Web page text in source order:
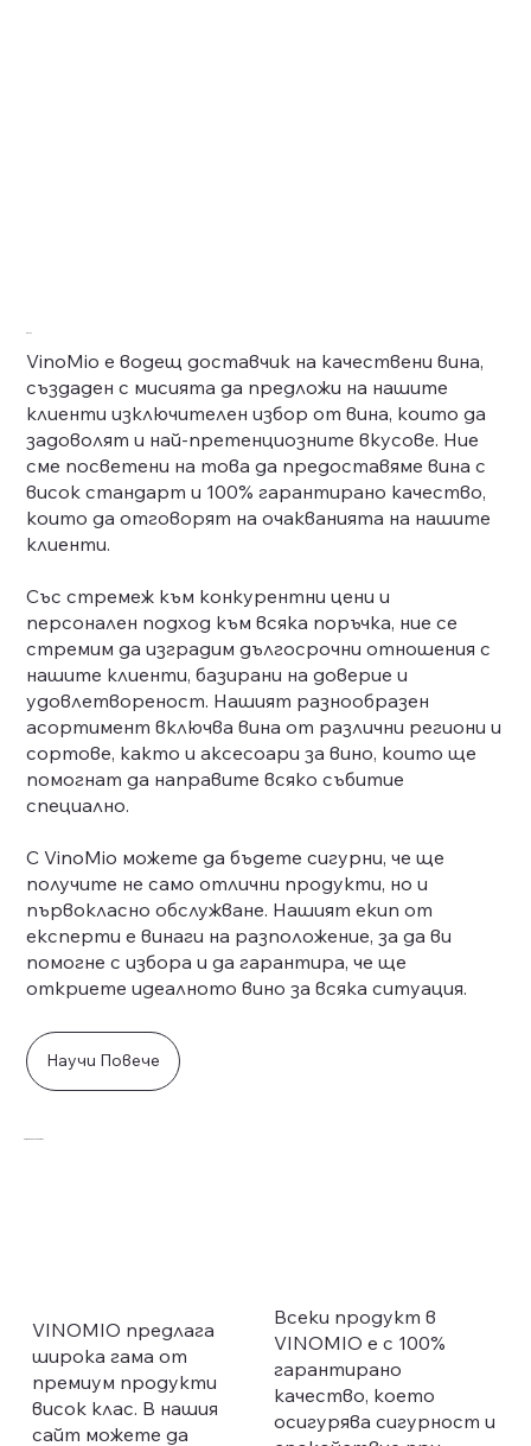
VinoMio е водещ доставчик на качествени вина,
създаден с мисията да предложи на нашите
клиенти изключителен избор от вина, които да
задоволят и най-претенциозните вкусове. Ние
сме посветени на това да предоставяме вина с
висок стандарт и 100% гарантирано качество,
които да отговорят на очакванията на нашите
клиенти.
Със стремеж към конкурентни цени и
персонален подход към всяка поръчка, ние се
стремим да изградим дългосрочни отношения с
нашите клиенти, базирани на доверие и
удовлетвореност. Нашият разнообразен
асортимент включва вина от различни региони и
сортове, както и аксесоари за вино, които ще
помогнат да направите всяко събитие
специално.
С VinoMio можете да бъдете сигурни, че ще
получите не само отлични продукти, но и
първокласно обслужване. Нашият екип от
експерти е винаги на разположение, за да ви
помогне с избора и да гарантира, че ще
откриете идеалното вино за всяка ситуация.
Научи Повече
VINOMIO предлага
широка гама от
премиум продукти
висок клас. В нашия
сайт можете да
Всеки продукт в
VINOMIO е с 100%
гарантирано
качество, което
осигурява сигурност и